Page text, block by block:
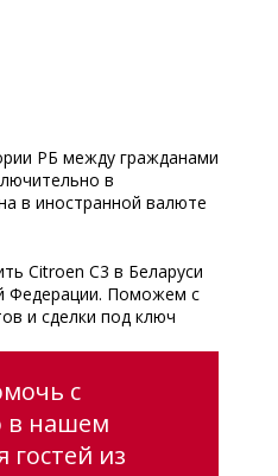
РБ между гражданами
в
в иностранной валюте
Citroen C3 в Беларуси
Федерации. Поможем с
и сделки под ключ
с
в нашем
гостей из